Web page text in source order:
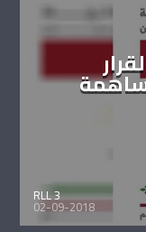
RLL 3
02-09-2018